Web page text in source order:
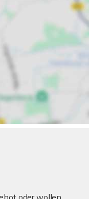
oder wollen